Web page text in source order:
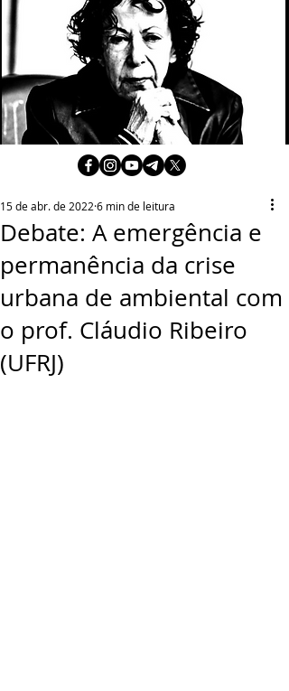
Debate: A emergência e
permanência da crise
urbana de ambiental com
o prof. Cláudio Ribeiro
(UFRJ)
15 de abr. de 2022 6 min de leitura